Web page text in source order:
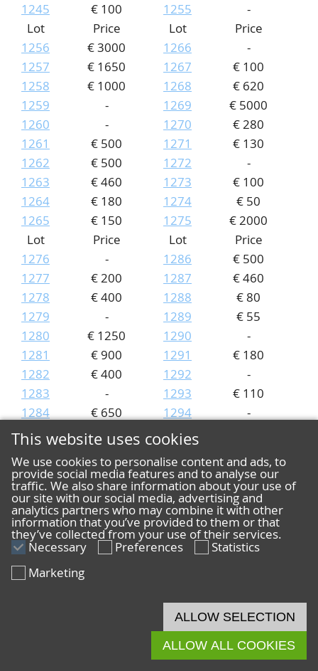
1245
€ 100
1255
-
Lot
Price
1256
€ 3000
1257
€ 1650
1258
€ 1000
1259
-
1260
-
1261
€ 500
1262
€ 500
1263
€ 460
1264
€ 180
1265
€ 150
Lot
Price
1266
-
1267
€ 100
1268
€ 620
1269
€ 5000
1270
€ 280
1271
€ 130
1272
-
1273
€ 100
1274
€ 50
1275
€ 2000
Lot
Price
1276
-
1277
€ 200
1278
€ 400
1279
-
1280
€ 1250
1281
€ 900
1282
€ 400
1283
-
1284
€ 650
1285
Lot
Price
1286
€ 500
1287
€ 460
1288
€ 80
1289
€ 55
1290
-
1291
€ 180
1292
-
1293
€ 110
1294
-
1295
1296
-
1297
-
1298
€ 75
1299
€ 1600
1300
€ 300
1301
1302
1306
€ 3600
1307
€ 5600
1308
€ 2800
1309
€ 750
1310
€ 500
1313
€ 420
1314
€ 340
1315
-
Lot Price
This website uses cookies
We use cookies to personalise content and ads, to
provide social media features and to analyse our
traffic. We also share information about your use of
our site with our social media, advertising and
analytics partners who may combine it with other
information that you’ve provided to them or that
they’ve collected from your use of their services.
Necessary Preferences
Statistics
Marketing
ALLOW SELECTION
ALLOW ALL COOKIES